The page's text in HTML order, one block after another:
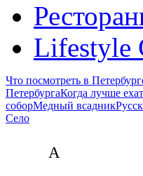
Lifestyle
Что посмотреть в
ПетербургаКогда лучше
соборМедный всадник
Село
А